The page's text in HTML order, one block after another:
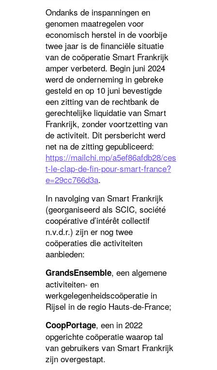
Ondanks de inspanningen en
genomen maatregelen voor
economisch herstel in de voorbije
twee jaar is de financiële situatie
van de coöperatie Smart Frankrijk
amper verbeterd. Begin juni 2024
werd de onderneming in gebreke
gesteld en op 10 juni bevestigde
een zitting van de rechtbank de
gerechtelijke liquidatie van Smart
Frankrijk, zonder voortzetting van
de activiteit. Dit persbericht werd
net na de zitting gepubliceerd:
https://mailchi.mp/a5ef86afdb28/ces
t-le-clap-de-fin-pour-smart-france?
e=29cc766d3a.
In navolging van Smart Frankrijk
(georganiseerd als SCIC, société
coopérative d’intérêt collectif
n.v.d.r.) zijn er nog twee
coöperaties die activiteiten
aanbieden:
GrandsEnsemble, een algemene
activiteiten- en
werkgelegenheidscoöperatie in
Rijsel in de regio Hauts-de-France;
CoopPortage, een in 2022
opgerichte coöperatie waarop tal
van gebruikers van Smart Frankrijk
zijn overgestapt.